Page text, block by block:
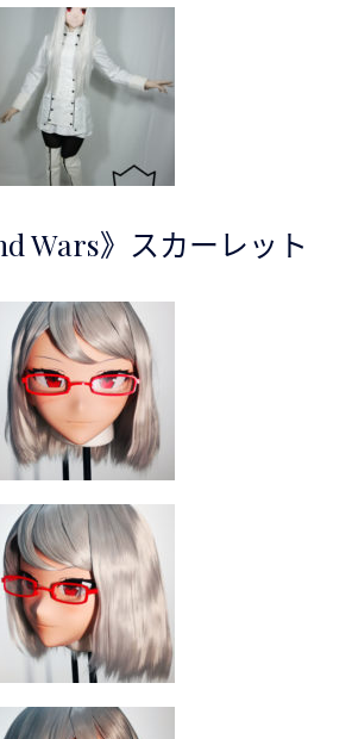
Wars》スカーレット